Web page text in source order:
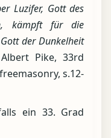
Luzifer, Gott des
kämpft für die
der Dunkelheit
Pike, 33rd
s.12-
ein 33. Grad